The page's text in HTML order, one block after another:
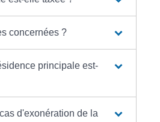
concernées ?
principale est-
d'exonération de la